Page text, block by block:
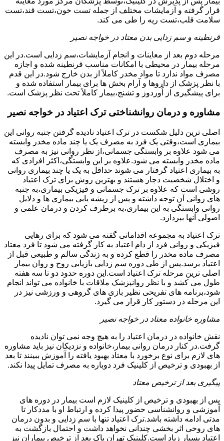
قرار گرفته و آزمایشات مختلف از جمله تست خون،تست قند،تست
سلامت قلب،تست ریه را طی می کند.
قرنطینه و سم زدایی بدن معتاد در خواجه نصیر
مرحله دوم بعد از معاینات و انجام آزمایشات،سم زدایی است.در این
مرحله بیمار در محیطی با امکانات مناسب قرنطینه شده و اجازه
مصرف مواد ندارد تا مواد مخدر کاملاً از بدن خارج شود.در این قدم
با نظر پزشک از داروها و آرام بخش ها برای بیمار استفاده شده و
برای پیشگیری از اُوردوز و تشنج،بیمار کاملاً تحت نظر پزشک است.
مشاوره و درمان روانشناختی ترک اعتیاد در خواجه نصیر
اصلی ترین دلیل شکست در ترک اعتیاد نادیده گرفتن جنبه روانی این
بیماری است،وقتی یک فرد به مصرف یک یا چند ماده مخدر وابسته
می شود علاوه بر وابستگی جسمانی،از نظر روانی نیز به مصرف
ماده مخدر وابسته می شود.علاوه بر این وابستگی،اکثر افرادی که
به بیماری اعتیاد گرفتار می شوند حداقل به یک یا چند بیماری روانی
و اختلال شخصیت دچار هستند و بهترین روش برای ترک اعتیاد
روشی است که علاوه بر ترک جسمانی و فیزیکی بیماری،به جنبه
های روانی آن توجه داشته و پس از ریشه یابی بیماری ها و دلایل
روانی وابستگی به این بیماری،به برطرف کردن و درمان علمی و
اصولی آنها بپردازد.
ترک اعتیاد به مجموعه اقداماتی گفته می شود که برای رهایی
فیزیکی و روانی فرد از دام اعتیاد به کار گرفته می شود تا فرد معتاد
مصرف ماده مخدر را قطع کرده و به زندگی سالم و طبیعی قبل از
اعتیاد برسد.پس از طی دوره سم زدایی بازیابی روح و روان بیمار
اصلی ترین مرحله ترک اعتیاد است.این دوره حدود دو تا سه هفته
طول می کشد و با نظر روانپزشک ملاقات با خانواده می تواند انجام
شود،برنامه های تفریحی نظیر بازی های گروهی و ورزشی نیز در
این مرحله در دستور کار قرار می گیرد.
مشاوره خانواده معتاد در خواجه نصیر
نقش خانواده در درمان اعتیاد را به هیچ وجه نمی توان نادیده
گرفت.در کنار درمان روانی بیمار،خانواده و نزدیکان نیز باید مشاوره
های لازم برای نوع برخورد با معتاد بهبود یافته را آموزش ببینند تا بعد
از بهبودی و ترخیص از کلینیک فرد دوباره به مصرف تمایل پیدا نکند.
پیگیری بعد از ترخیص معتاد
پس از بهبودی و ترخیص از کلینیک لازم است بیمار در دوره های
آموزشی و روانشناسی حضور پیدا کرده و ارتباط او با مددکار تا
مدتی ادامه داشته باشد.ترک اعتیاد تنها با سم زدایی و بدون درمان
های روحی اثر بخشی چندانی نخواهد داشت و احتمال بازگشت به
اعتیاد بسیار زیاد است.کلینیک تهران پاک بعد از ترخیص بیماران نیز